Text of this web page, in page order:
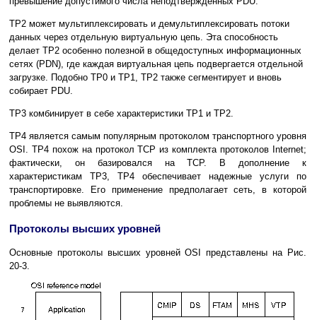
ТР2 может мультиплексировать и демультиплексировать потоки
данных через отдельную виртуальную цепь. Эта способность
делает ТР2 особенно полезной в общедоступных информационных
сетях (PDN), где каждая виртуальная цепь подвергается отдельной
загрузке. Подобно ТР0 и ТР1, ТР2 также сегментирует и вновь
собирает PDU.
ТР3 комбинирует в себе характеристики ТР1 и ТР2.
ТР4 является самым популярным протоколом транспортного уровня
OSI. ТР4 похож на протокол ТСР из комплекта протоколов Internet;
фактически, он базировался на ТСР. В дополнение к
характеристикам ТР3, ТР4 обеспечивает надежные услуги по
транспортировке. Его применение предполагает сеть, в которой
проблемы не выявляются.
Протоколы высших уровней
Основные протоколы высших уровней OSI представлены на Рис.
20-3.